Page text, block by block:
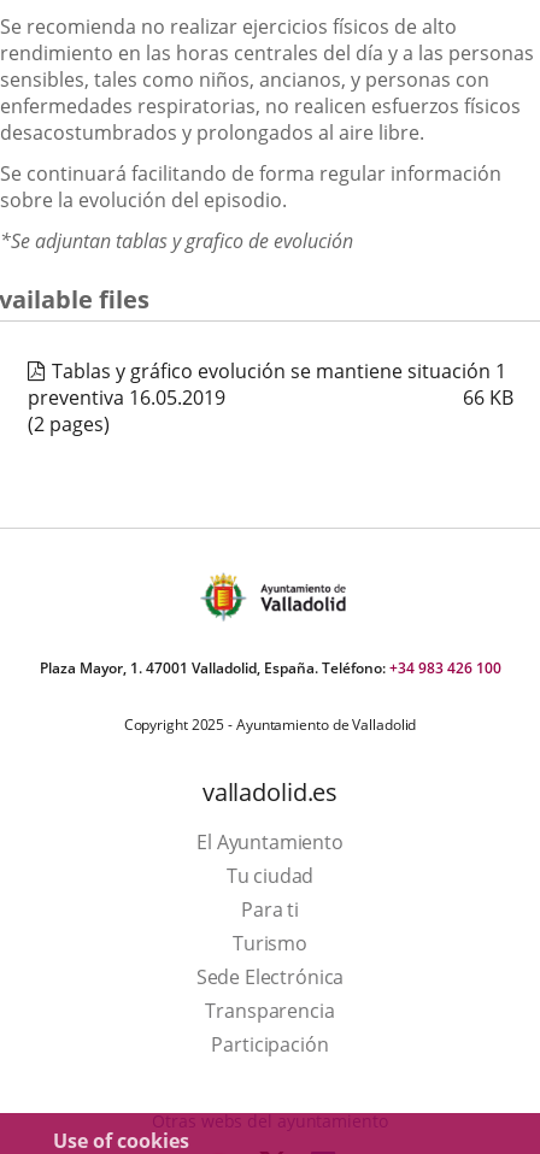
Use of cookies
Se recomienda no realizar ejercicios físicos de alto
rendimiento en las horas centrales del día y a las personas
sensibles, tales como niños, ancianos, y personas con
enfermedades respiratorias, no realicen esfuerzos físicos
desacostumbrados y prolongados al aire libre.
Se continuará facilitando de forma regular información
sobre la evolución del episodio.
*Se adjuntan tablas y grafico de evolución
files
Tablas y gráfico evolución se mantiene situación 1
preventiva 16.05.2019
66 KB
(2 pages)
Plaza Mayor, 1. 47001 Valladolid, España. Teléfono:+34 983 426 100
Copyright 2025 - Ayuntamiento de Valladolid
valladolid.es
El Ayuntamiento
Tu ciudad
Para ti
TurismoThis
link
will
open
a
Sede Electrónica
Transparencia
Participación
Otras webs del ayuntamiento